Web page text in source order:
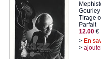
Gourley
Tirage
Parfait
12.00 €
> En
>